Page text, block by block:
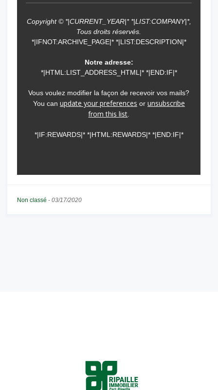
Copyright © *|CURRENT_YEAR|* *|LIST:COMPANY|*,
Tous droits réservés.
*|IFNOT:ARCHIVE_PAGE|* *|LIST:DESCRIPTION|*
Notre adresse:
*|HTML:LIST_ADDRESS_HTML|* *|END:IF|*
Vous voulez modifier la façon de recevoir vos mails?
You can update your preferences or unsubscribe
from this list
*|IF:REWARDS|* *|HTML:REWARDS|* *|END:IF|*
Non classé - 03/17/2020